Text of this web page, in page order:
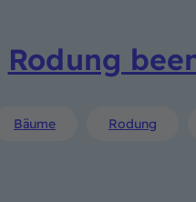
Rodung
Bäume Rodung